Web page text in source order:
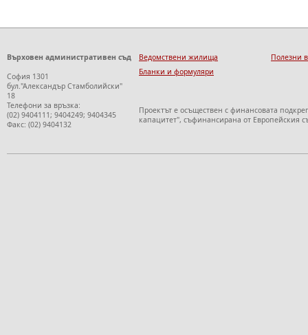
Върховен административен съд
София 1301
бул."Александър Стамболийски"
18
Телефони за връзка:
(02) 9404111; 9404249; 9404345
Факс: (02) 9404132
Ведомствени жилища
Бланки и формуляри
Полезни
Проектът е осъществен с финансовата
капацитет", съфинансирана от Европейския